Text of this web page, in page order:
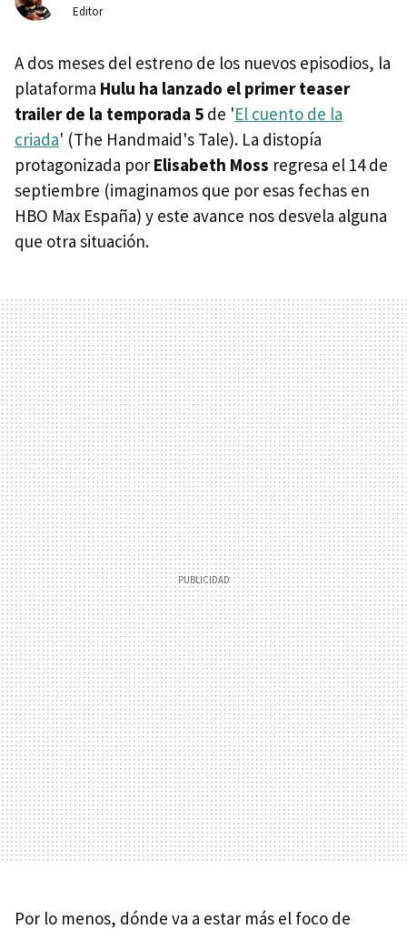
Editor
A dos meses del estreno de los nuevos episodios, la
plataforma Hulu ha lanzado el primer teaser
trailer de la temporada 5 de 'El cuento de la
criada' (The Handmaid's Tale). La distopía
protagonizada por Elisabeth Moss regresa el 14 de
septiembre (imaginamos que por esas fechas en
HBO Max España) y este avance nos desvela alguna
que otra situación.
Por lo menos, dónde va a estar más el foco de